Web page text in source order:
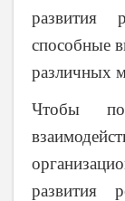
развития
способные
различных
Чтобы
развития